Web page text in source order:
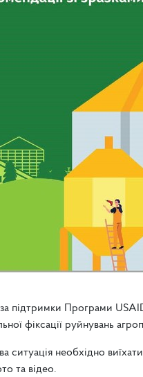
підтримки Програми
фіксації руйнувань
ситуація необхідно
та відео.